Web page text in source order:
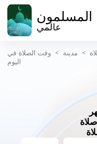
المسلمون
عالمي
> مدينة > وقت الصلاة في Louvres - فرنسا 📢 أذان
اليوم